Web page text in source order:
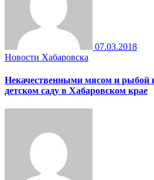
07.03.2018
Новости Хабаровска
Некачественными мясом и рыбой
детском саду в Хабаровском крае